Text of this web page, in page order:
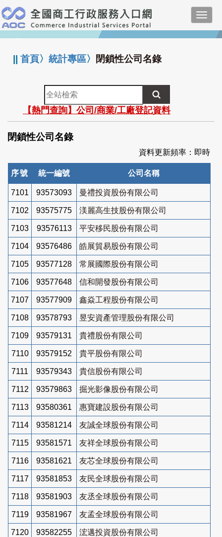
跳
到
主
要
:::
||首頁〉統計專區〉 閉鎖性公司名錄
全
站
檢
索
【熱門查詢】公司/商業/工廠登記資料
閉鎖性公司名錄
資料更新頻率：即時
序號 統一編號 公司名稱
7101 93573093 曼禮投資股份有限公司
7102 93575775 渼麗高生技股份有限公司
7103 93576113 平安移民股份有限公司
7104 93576486 皓展貿易股份有限公司
7105 93577128 常展國際股份有限公司
7106 93577648 信和開發股份有限公司
7107 93577909 鑫焱工程股份有限公司
7108 93578793 昱安資產管理股份有限公司
7109 93579131 貴禮股份有限公司
7110 93579152 貴平股份有限公司
7111 93579343 貴信股份有限公司
7112 93579863 掘光影像股份有限公司
7113 93580361 惠寶建設股份有限公司
7114 93581214 友誠全球股份有限公司
7115 93581571 友祥全球股份有限公司
7116 93581621 友芯全球股份有限公司
7117 93581853 友民全球股份有限公司
7118 93581903 友丞全球股份有限公司
7119 93581967 友孟全球股份有限公司
7120 93582255 浤邁投資股份有限公司